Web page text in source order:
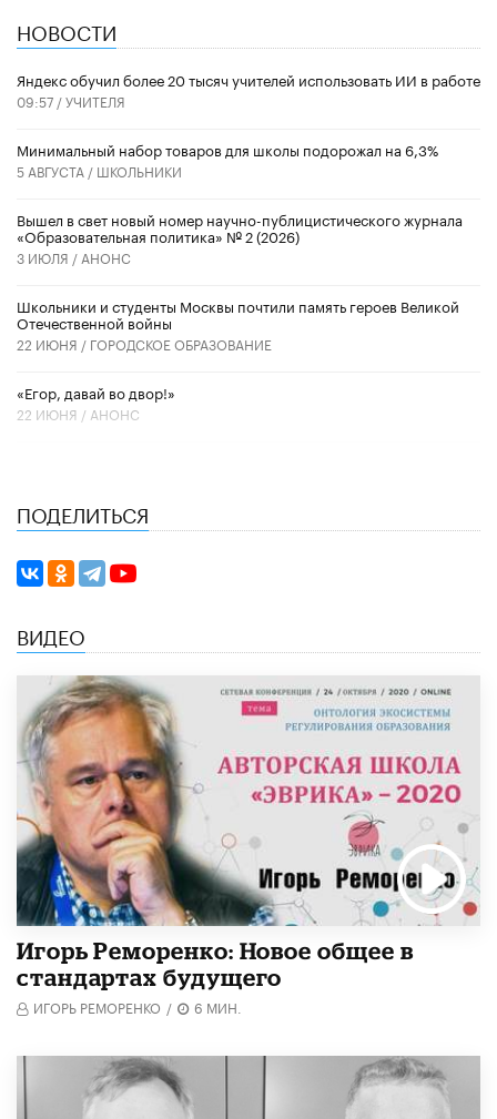
НОВОСТИ
​Яндекс обучил более 20 тысяч учителей использовать ИИ в работе
09:57 /УЧИТЕЛЯ
Минимальный набор товаров для школы подорожал на 6,3%
5 АВГУСТА / ШКОЛЬНИКИ
Вышел в свет новый номер научно-публицистического журнала
«Образовательная политика» № 2 (2026)
3 ИЮЛЯ / АНОНС
Школьники и студенты Москвы почтили память героев Великой
Отечественной войны
22 ИЮНЯ / ГОРОДСКОЕ ОБРАЗОВАНИЕ
«Егор, давай во двор!»
22 ИЮНЯ / АНОНС
ПОДЕЛИТЬСЯ
ВИДЕО
Игорь Реморенко: Новое общее в
стандартах будущего
ИГОРЬ РЕМОРЕНКО / 6 МИН.